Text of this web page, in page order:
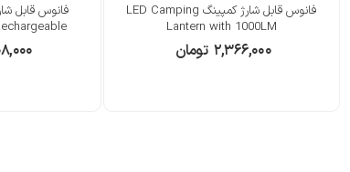
فانوس قابل شارژ کمپینگ LED Camping
Lantern with 1000LM
۲,۳۶۶,۰۰۰ تومان